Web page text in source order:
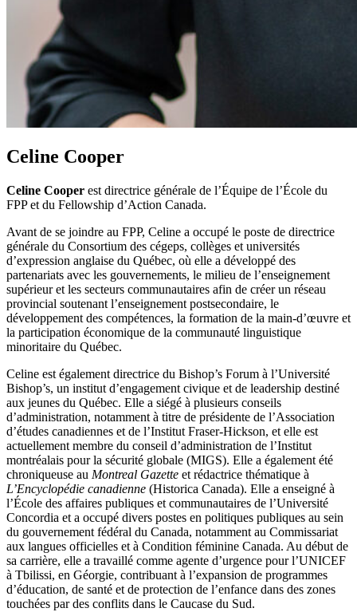
Celine Cooper
Celine Cooper est directrice générale de l’Équipe de l’École du
FPP et du Fellowship d’Action Canada.
Avant de se joindre au FPP, Celine a occupé le poste de directrice
générale du Consortium des cégeps, collèges et universités
d’expression anglaise du Québec, où elle a développé des
partenariats avec les gouvernements, le milieu de l’enseignement
supérieur et les secteurs communautaires afin de créer un réseau
provincial soutenant l’enseignement postsecondaire, le
développement des compétences, la formation de la main-d’œuvre et
la participation économique de la communauté linguistique
minoritaire du Québec.
Celine est également directrice du Bishop’s Forum à l’Université
Bishop’s, un institut d’engagement civique et de leadership destiné
aux jeunes du Québec. Elle a siégé à plusieurs conseils
d’administration, notamment à titre de présidente de l’Association
d’études canadiennes et de l’Institut Fraser-Hickson, et elle est
actuellement membre du conseil d’administration de l’Institut
montréalais pour la sécurité globale (MIGS). Elle a également été
chroniqueuse au Montreal Gazette et rédactrice thématique à
L’Encyclopédie canadienne (Historica Canada). Elle a enseigné à
l’École des affaires publiques et communautaires de l’Université
Concordia et a occupé divers postes en politiques publiques au sein
du gouvernement fédéral du Canada, notamment au Commissariat
aux langues officielles et à Condition féminine Canada. Au début de
sa carrière, elle a travaillé comme agente d’urgence pour l’UNICEF
à Tbilissi, en Géorgie, contribuant à l’expansion de programmes
d’éducation, de santé et de protection de l’enfance dans des zones
touchées par des conflits dans le Caucase du Sud.